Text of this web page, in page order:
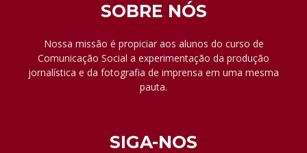
SOBRE NÓS
Nossa missão é propiciar aos alunos do curso de
Comunicação Social a experimentação da produção
jornalística e da fotografia de imprensa em uma mesma
pauta.
SIGA-NOS